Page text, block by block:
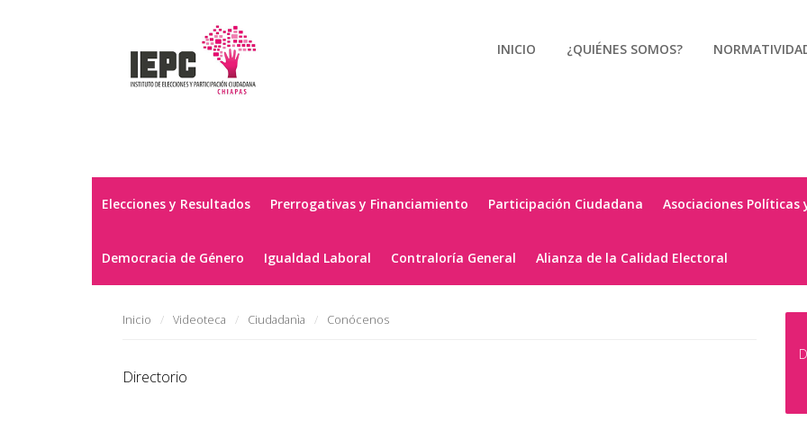
INICIO ¿QUIÉNES SOMOS?
Elecciones y Resultados Prerrogativas y Financiamiento Participación Ciudadana Asociaciones Políticas
Democracia de Género Igualdad Laboral Contraloría General Alianza de la Calidad Electoral
Inicio Videoteca Ciudadanìa Conócenos
Directorio